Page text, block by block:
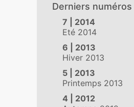
Derniers numéros
7 | 2014
Eté 2014
6 | 2013
Hiver 2013
5 | 2013
Printemps 2013
4 | 2012